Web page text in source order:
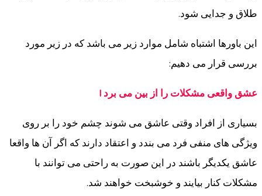
طلاق و جدایی شود.
این باورها اشتباه شامل موارد زیر می باشد که در زیر مورد
بررسی قرار می دهیم:
عشق واقعی مشکلات را از بین می برد !
بسیاری از افراد وقتی عاشق می شوند چشم خود را بر روی
ویژگی های منفی فرد می بندد و اعتقاد دارند که اگر آن ها واقعا
عاشق یکدیگر باشند در این صورت به راحتی می توانند با
مشکلات کنار بیایند و خوشبخت خواهند شد.